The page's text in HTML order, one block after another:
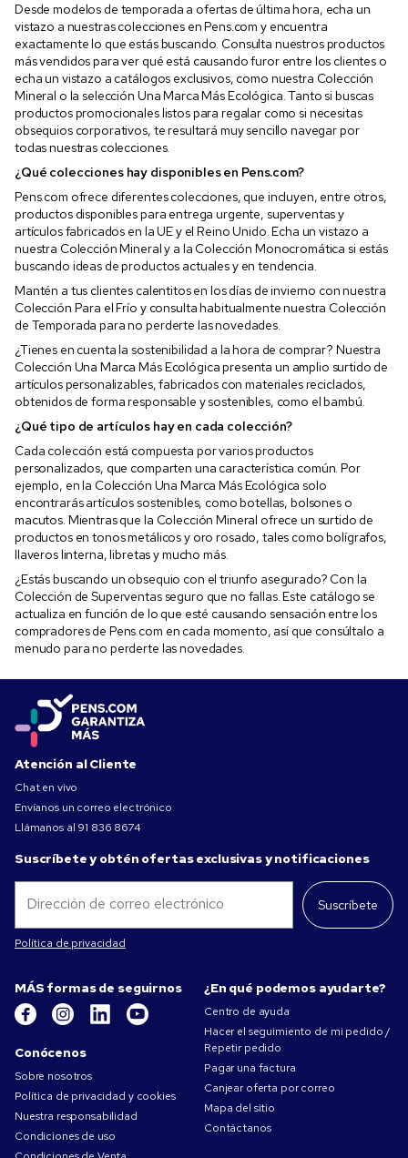
Desde modelos de temporada a ofertas de última hora, echa un
vistazo a nuestras colecciones en Pens.com y encuentra
exactamente lo que estás buscando. Consulta nuestros productos
más vendidos para ver qué está causando furor entre los clientes o
echa un vistazo a catálogos exclusivos, como nuestra Colección
Mineral o la selección Una Marca Más Ecológica. Tanto si buscas
productos promocionales listos para regalar como si necesitas
obsequios corporativos, te resultará muy sencillo navegar por
todas nuestras colecciones.
¿Qué colecciones hay disponibles en Pens.com?
Pens.com ofrece diferentes colecciones, que incluyen, entre otros,
productos disponibles para entrega urgente, superventas y
artículos fabricados en la UE y el Reino Unido. Echa un vistazo a
nuestra Colección Mineral y a la Colección Monocromática si estás
buscando ideas de productos actuales y en tendencia.
Mantén a tus clientes calentitos en los días de invierno con nuestra
Colección Para el Frío y consulta habitualmente nuestra Colección
de Temporada para no perderte las novedades.
¿Tienes en cuenta la sostenibilidad a la hora de comprar? Nuestra
Colección Una Marca Más Ecológica presenta un amplio surtido de
artículos personalizables, fabricados con materiales reciclados,
obtenidos de forma responsable y sostenibles, como el bambú.
¿Qué tipo de artículos hay en cada colección?
Cada colección está compuesta por varios productos
personalizados, que comparten una característica común. Por
ejemplo, en la Colección Una Marca Más Ecológica solo
encontrarás artículos sostenibles, como botellas, bolsones o
macutos. Mientras que la Colección Mineral ofrece un surtido de
productos en tonos metálicos y oro rosado, tales como bolígrafos,
llaveros linterna, libretas y mucho más.
¿Estás buscando un obsequio con el triunfo asegurado? Con la
Colección de Superventas seguro que no fallas. Este catálogo se
actualiza en función de lo que esté causando sensación entre los
compradores de Pens.com en cada momento, así que consúltalo a
menudo para no perderte las novedades.
Atención al Cliente
Chat en vivo
Envíanos un correo electrónico
Llámanos al 91 836 8674
Suscríbete y obtén ofertas exclusivas y notificaciones
Suscríbete
Política de privacidad
MÁS formas de seguirnos
Conócenos
Sobre nosotros
Política de privacidad y cookies
Nuestra responsabilidad
Condiciones de uso
¿En qué podemos ayudarte?
Centro de ayuda
Hacer el seguimiento de mi pedido /
Repetir pedido
Pagar una factura
Canjear oferta por correo
Mapa del sitio
Contáctanos